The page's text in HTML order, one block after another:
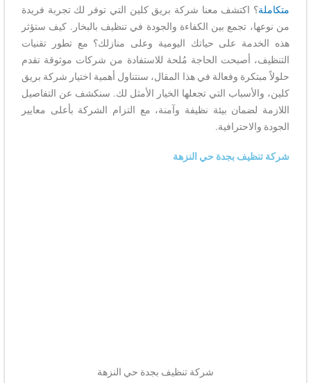
متكاملة؟ اكتشف معنا شركة بريق كلين التي توفر لك تجربة فريدة
من نوعها، تجمع بين الكفاءة والجودة في تنظيف بالبخار. كيف ستؤثر
هذه الخدمة على حياتك اليومية وعلى منازلك؟ مع تطور تقنيات
التنظيف، أصبحت الحاجة مُلحة للاستفادة من شركات موثوقة تقدم
حلولاً مبتكرة وفعالة في هذا المقال، سنتناول أهمية اختيار شركة بريق
كلين، والأسباب التي تجعلها الخيار الأمثل لك. سنكشف عن التفاصيل
اللازمة لضمان بيئة نظيفة وآمنة، مع التزام الشركة بأعلى معايير
الجودة والاحترافية.
شركة تنظيف بجدة حي النزهة
شركة تنظيف بجدة حي النزهة